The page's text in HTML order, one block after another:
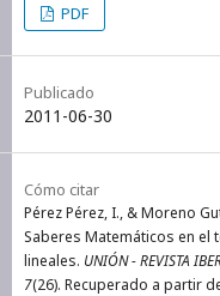
PDF
Publicado
2011-06-30
Cómo citar
Pérez Pérez, I., & Moreno
Saberes Matemáticos en el
lineales. UNIÓN - REVISTA
7(26). Recuperado a partir